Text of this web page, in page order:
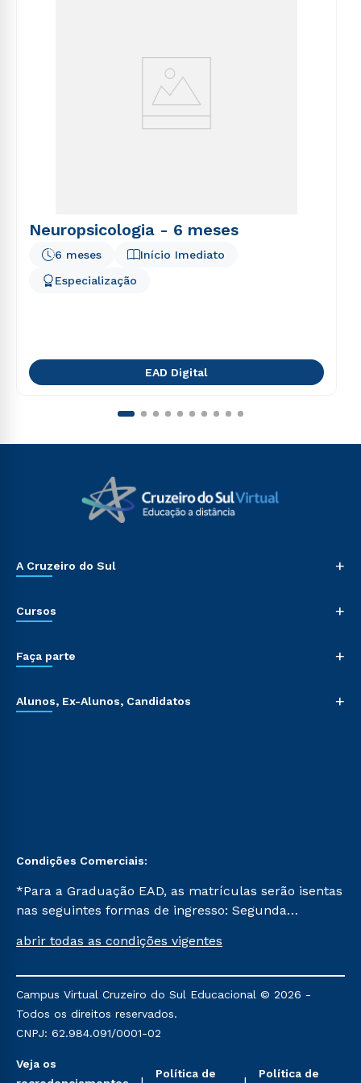
Neuropsicologia - 6 meses
Início Imediato
6 meses
Especialização
EAD Digital
A Cruzeiro do Sul +
Cursos +
Faça parte +
Alunos, Ex-Alunos, Candidatos +
Condições Comerciais:
*Para a Graduação EAD, as matrículas serão isentas
nas seguintes formas de ingresso: Segunda
Já para as demais, a taxa de matrícula será de R$
mencionadas são referentes aos cursos: Ensino
Religioso, Geografia para a Docência e Metodologia
do Ensino de História: Questões Atuais.
abrir todas as condições vigentes
Campus Virtual Cruzeiro do Sul Educacional © 2026 -
Todos os direitos reservados.
CNPJ: 62.984.091/0001-02
Veja os
Política de Política de